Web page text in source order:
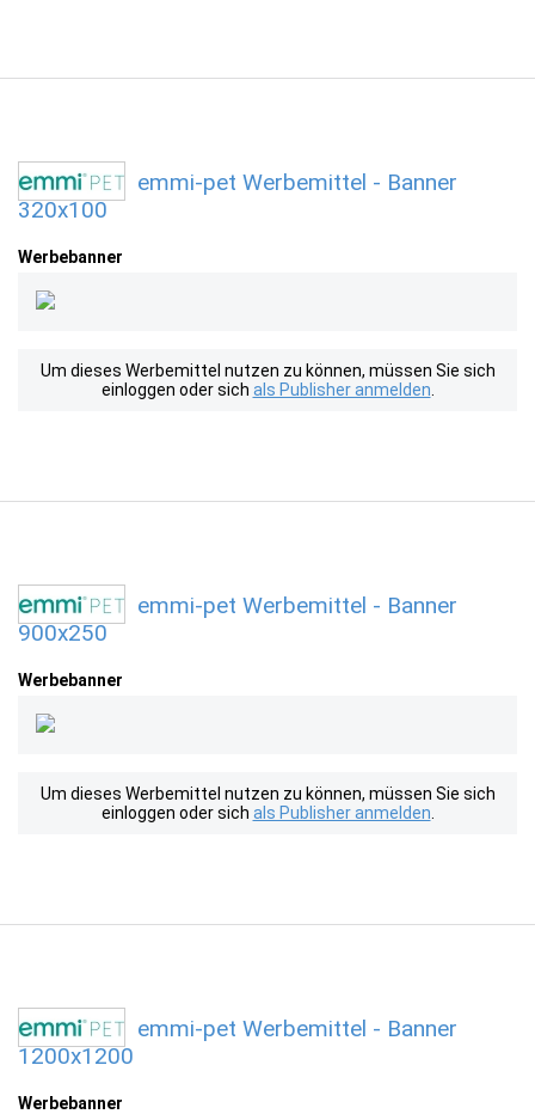
emmi-pet Werbemittel - Banner
320x100
Werbebanner
Um dieses Werbemittel nutzen zu können, müssen Sie sich
einloggen oder sich als Publisher anmelden
emmi-pet Werbemittel - Banner
900x250
Werbebanner
Um dieses Werbemittel nutzen zu können, müssen Sie sich
einloggen oder sich als Publisher anmelden
emmi-pet Werbemittel - Banner
1200x1200
Werbebanner